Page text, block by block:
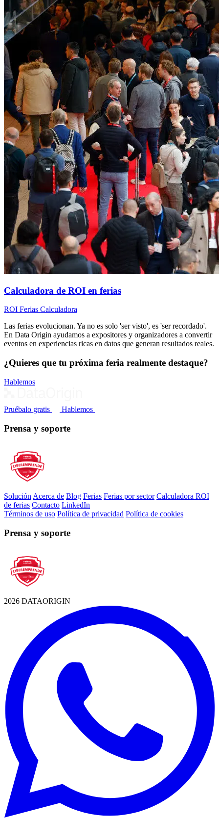
Calculadora de ROI en ferias
ROI Ferias Calculadora
Las ferias evolucionan. Ya no es solo 'ser visto', es 'ser recordado'.
En Data Origin ayudamos a expositores y organizadores a convertir
eventos en experiencias ricas en datos que generan resultados reales.
¿Quieres que tu próxima feria realmente destaque?
Hablemos
Pruébalo gratis Hablemos
Prensa y soporte
Solución Acerca de Blog Ferias Ferias por sector Calculadora ROI
de ferias Contacto LinkedIn
Términos de uso Política de privacidad Política de cookies
Prensa y soporte
2026 DATAORIGIN